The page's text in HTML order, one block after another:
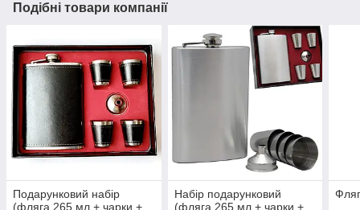
Подібні товари компанії
Подарунковий набір
(фляга 265 мл + чарки +
Набір подарунковий
(фляга 265 мл + чарки +